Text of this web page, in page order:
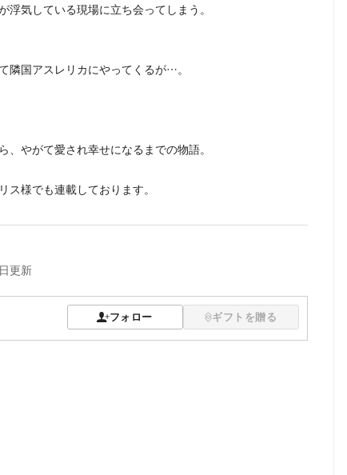
気している現場に立ち会ってしまう。
隣国アスレリカにやってくるが…。
やがて愛され幸せになるまでの物語。
ス様でも連載しております。
更新
フォロー ギフトを贈る